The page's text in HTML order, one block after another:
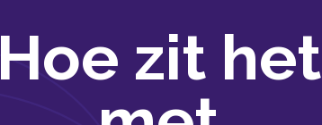
Hoe zit het